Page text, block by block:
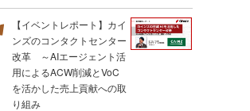
【イベントレポート】カイ
ンズのコンタクトセンター
改革 ～AIエージェント活
用によるACW削減とVoC
を活かした売上貢献への取
り組み